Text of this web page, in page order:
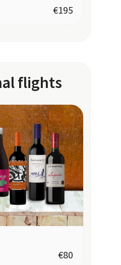
€195
flights
€80